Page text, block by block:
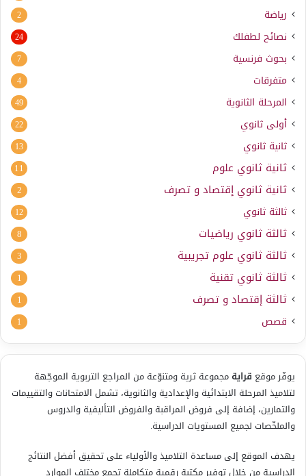
رياضة 2
نصائح لطفلك 24
بحوث فرنسية 7
متفرقات 4
المرحلة الثانوية 49
أولى ثانوي 22
ثانية ثانوي 13
ثانية ثانوي علوم 11
ثانية ثانوي إقتصاد و تصرف 2
ثالثة ثانوي 12
ثالثة ثانوي رياضيات 8
ثالثة ثانوي علوم تجريبية 3
ثالثة ثانوي تقنية 1
ثالثة إقتصاد و تصرف 1
قصص 1
يوفّر موقع قرايةمجموعة ثرية ومتنوّعة من المراجع التربوية الموجّهة
لتلاميذ المرحلة الابتدائية والإعدادية والثانوية، تشمل الامتحانات والتقييمات
والتمارين، إضافة إلى فروض المراقبة والفروض التأليفية والدروس
والملخّصات لجميع المستويات الدراسية.
يهدف الموقع إلى مساعدة التلاميذ والأولياء على تحقيق أفضل النتائج
الدراسية من خلال توفير مكتبة رقمية متكاملة تجمع مختلف الموارد